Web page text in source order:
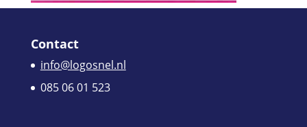
Contact
info@logosnel.nl
085 06 01 523